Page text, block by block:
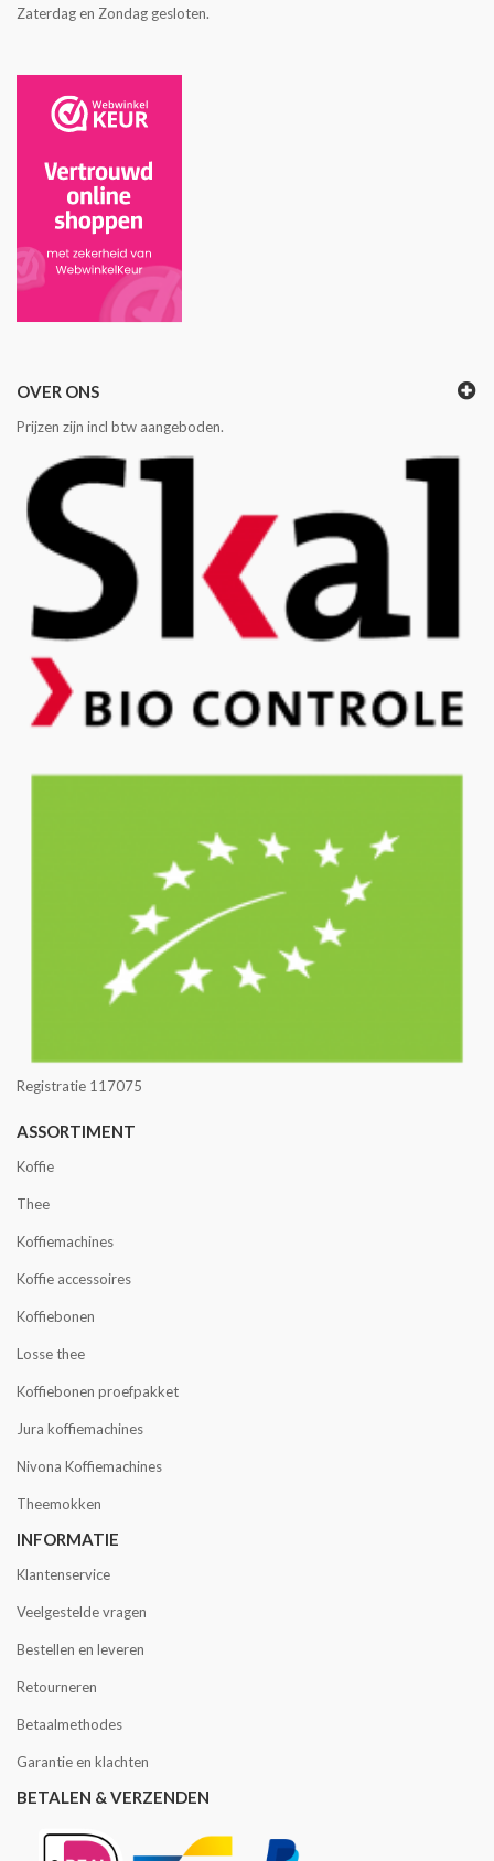
Zaterdag en Zondag gesloten.
OVER ONS
Prijzen zijn incl btw aangeboden.
Registratie 117075
ASSORTIMENT
Koffie
Thee
Koffiemachines
Koffie accessoires
Koffiebonen
Losse thee
Koffiebonen proefpakket
Jura koffiemachines
Nivona Koffiemachines
Theemokken
INFORMATIE
Klantenservice
Veelgestelde vragen
Bestellen en leveren
Retourneren
Betaalmethodes
Garantie en klachten
BETALEN & VERZENDEN